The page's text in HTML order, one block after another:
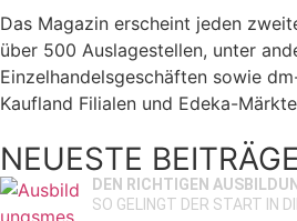
Das Magazin erscheint jeden
über 500 Auslagestellen, unter
Einzelhandelsgeschäften sowie
Kaufland Filialen und Edeka-
NEUESTE BEITRÄGE
DEN RICHTIGEN
SO GELINGT DER START IN